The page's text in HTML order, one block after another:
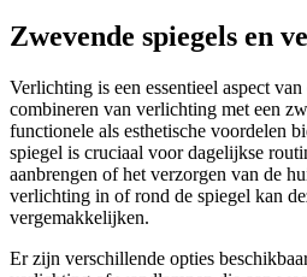
Zwevende spiegels en
Verlichting is een essentieel aspect
combineren van verlichting met een
functionele als esthetische voordelen
spiegel is cruciaal voor dagelijkse
aanbrengen of het verzorgen van de
verlichting in of rond de spiegel kan
vergemakkelijken.
Er zijn verschillende opties